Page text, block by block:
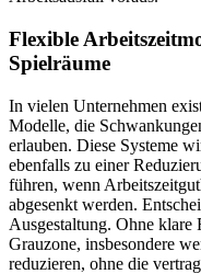
Flexible
Spielräume
In vielen Unternehmen
Modelle, die
erlauben. Diese Systeme
ebenfalls zu einer
führen, wenn
abgesenkt werden.
Ausgestaltung. Ohne klare
Grauzone, insbesondere
reduzieren, ohne die